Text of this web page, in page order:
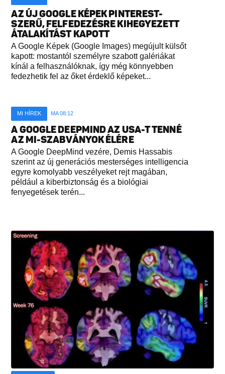
AZ ÚJ GOOGLE KÉPEK PINTEREST-
SZERŰ, FELFEDEZÉSRE KIHEGYEZETT
ÁTALAKÍTÁST KAPOTT
A Google Képek (Google Images) megújult külsőt
kapott: mostantól személyre szabott galériákat
kínál a felhasználóknak, így még könnyebben
fedezhetik fel az őket érdeklő képeket...
MI HÍREK MA 08:12
A GOOGLE DEEPMIND AZ USA-T TENNÉ
AZ MI-SZABVÁNYOK ÉLÉRE
A Google DeepMind vezére, Demis Hassabis
szerint az új generációs mesterséges intelligencia
egyre komolyabb veszélyeket rejt magában,
például a kiberbiztonság és a biológiai
fenyegetések terén...